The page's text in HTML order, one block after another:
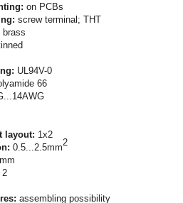
on PCBs
screw terminal; THT
brass
UL94V-0
66
layout: 1x2
0.5...2.5mm2
2
assembling possibility